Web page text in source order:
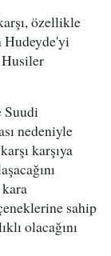
özellikle
Hudeyde'yi
Husiler
Suudi
nedeniyle
karşıya
sahip
olacağını